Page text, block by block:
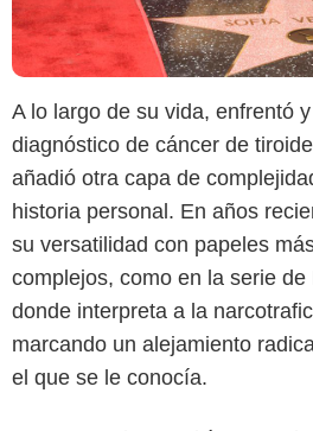
A lo largo de su vida, enfrentó
diagnóstico de cáncer de
añadió otra capa de
historia personal. En años
su versatilidad con papeles
complejos, como en la serie de
donde interpreta a la
marcando un alejamiento
el que se le conocía.